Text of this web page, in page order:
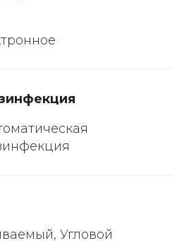
Угловой